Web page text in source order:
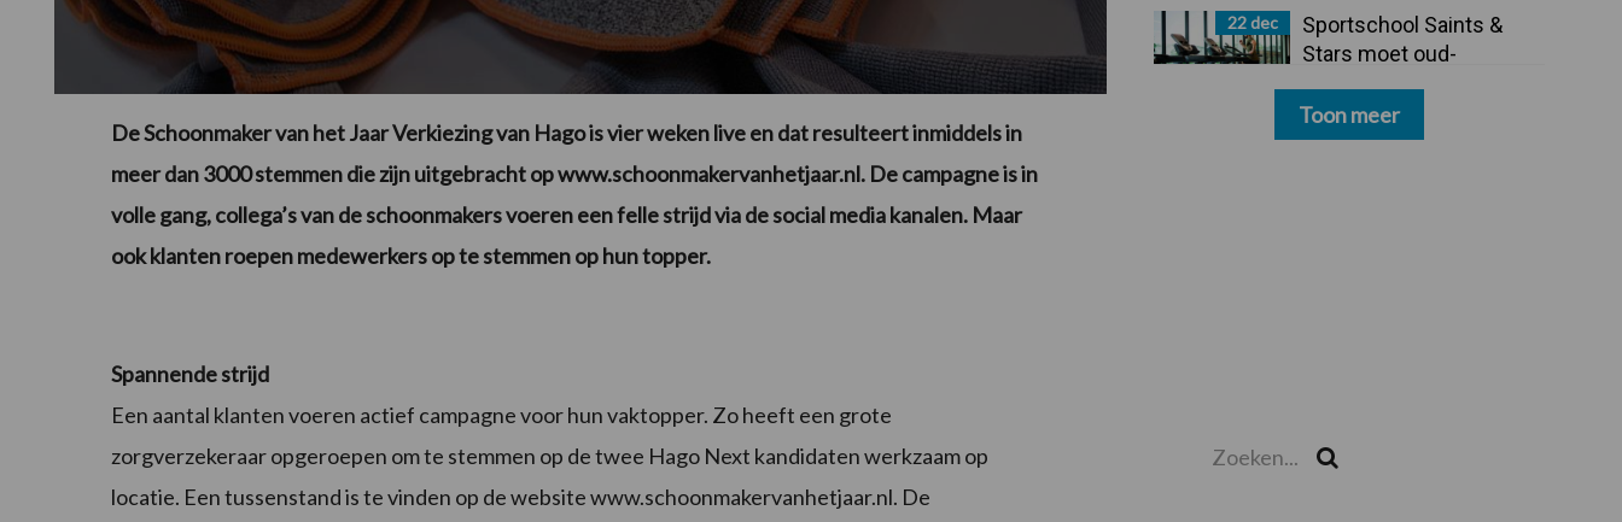
De Schoonmaker van het Jaar Verkiezing van Hago is vier weken live en dat resulteert inmiddels in
meer dan 3000 stemmen die zijn uitgebracht op www.schoonmakervanhetjaar.nl. De campagne is in
volle gang, collega’s van de schoonmakers voeren een felle strijd via de social media kanalen. Maar
ook klanten roepen medewerkers op te stemmen op hun topper.
Spannende strijd
Een aantal klanten voeren actief campagne voor hun vaktopper. Zo heeft een grote
zorgverzekeraar opgeroepen om te stemmen op de twee Hago Next kandidaten werkzaam op
locatie. Een tussenstand is te vinden op de website www.schoonmakervanhetjaar.nl. De
22 dec
Sportschool Saints &
Stars moet oud-
betalen
Toon meer